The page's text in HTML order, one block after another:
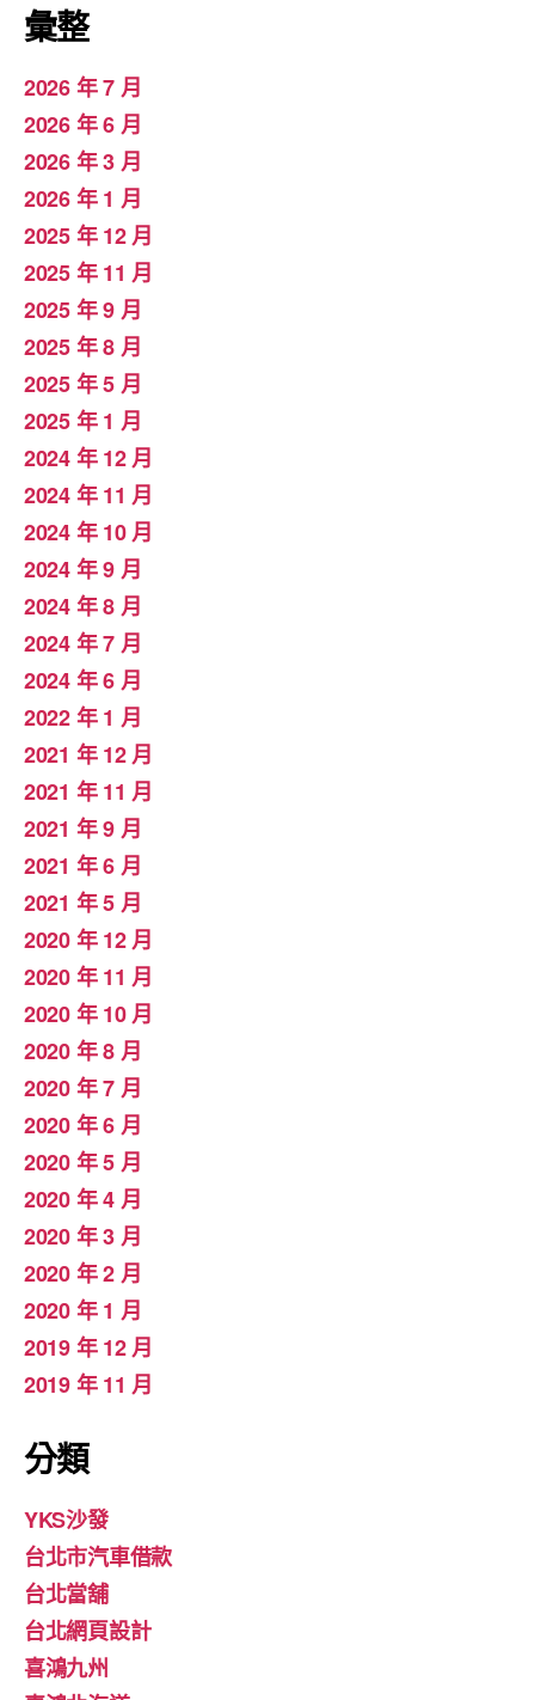
彙整
2026 年 7 月
2026 年 6 月
2026 年 3 月
2026 年 1 月
2025 年 12 月
2025 年 11 月
2025 年 9 月
2025 年 8 月
2025 年 5 月
2025 年 1 月
2024 年 12 月
2024 年 11 月
2024 年 10 月
2024 年 9 月
2024 年 8 月
2024 年 7 月
2024 年 6 月
2022 年 1 月
2021 年 12 月
2021 年 11 月
2021 年 9 月
2021 年 6 月
2021 年 5 月
2020 年 12 月
2020 年 11 月
2020 年 10 月
2020 年 8 月
2020 年 7 月
2020 年 6 月
2020 年 5 月
2020 年 4 月
2020 年 3 月
2020 年 2 月
2020 年 1 月
2019 年 12 月
2019 年 11 月
分類
YKS沙發
台北市汽車借款
台北當舖
台北網頁設計
喜鴻九州